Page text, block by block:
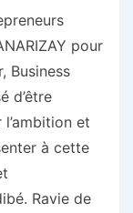
pour
Business
d’être
et
à cette
Ravie de